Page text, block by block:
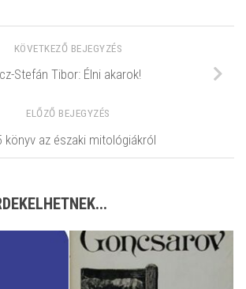
KÖVETKEZŐ BEJEGYZÉS
Stefán Tibor: Élni akarok!
ELŐZŐ BEJEGYZÉS
könyv az északi mitológiákról